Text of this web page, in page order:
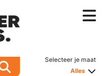
Selecteer je maat
Alles